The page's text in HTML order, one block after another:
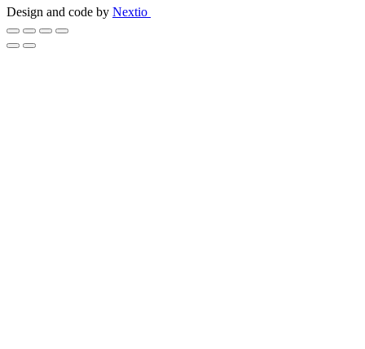
Design and code by Nextio